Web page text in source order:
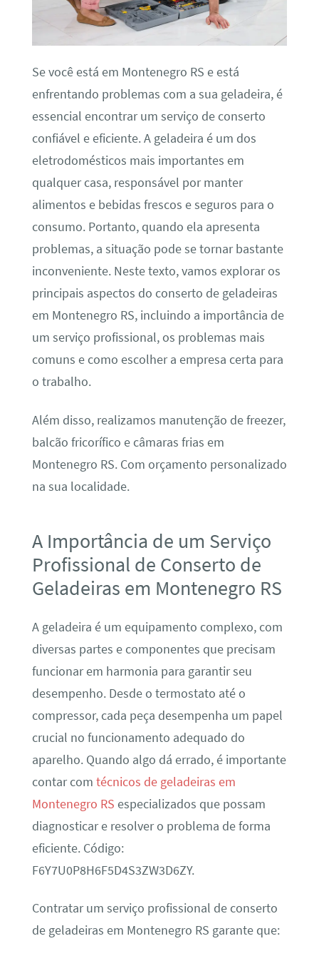
Se você está em Montenegro RS e está
enfrentando problemas com a sua geladeira, é
essencial encontrar um serviço de conserto
confiável e eficiente. A geladeira é um dos
eletrodomésticos mais importantes em
qualquer casa, responsável por manter
alimentos e bebidas frescos e seguros para o
consumo. Portanto, quando ela apresenta
problemas, a situação pode se tornar bastante
inconveniente. Neste texto, vamos explorar os
principais aspectos do conserto de geladeiras
em Montenegro RS, incluindo a importância de
um serviço profissional, os problemas mais
comuns e como escolher a empresa certa para
o trabalho.
Além disso, realizamos manutenção de freezer,
balcão fricorífico e câmaras frias em
Montenegro RS. Com orçamento personalizado
na sua localidade.
A Importância de um Serviço
Profissional de Conserto de
Geladeiras em Montenegro RS
A geladeira é um equipamento complexo, com
diversas partes e componentes que precisam
funcionar em harmonia para garantir seu
desempenho. Desde o termostato até o
compressor, cada peça desempenha um papel
crucial no funcionamento adequado do
aparelho. Quando algo dá errado, é importante
contar com técnicos de geladeiras em
Montenegro RS especializados que possam
diagnosticar e resolver o problema de forma
eficiente. Código:
F6Y7U0P8H6F5D4S3ZW3D6ZY.
Contratar um serviço profissional de conserto
de geladeiras em Montenegro RS garante que: